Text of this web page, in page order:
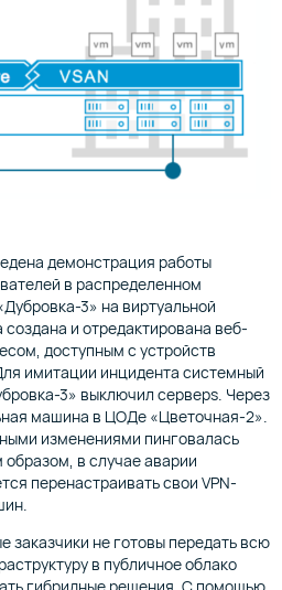
демонстрация работы
в распределенном
3» на виртуальной
и отредактирована веб-
доступным с устройств
имитации инцидента системный
3» выключил серверs. Через
машина в ЦОДе «Цветочная-2».
изменениями пинговалась
образом, в случае аварии
перенастраивать свои VPN-
заказчики не готовы передать всю
в публичное облако